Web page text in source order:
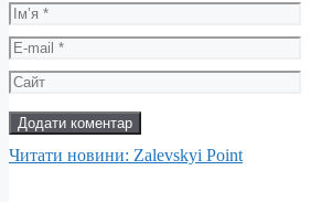
Ім’я
E-
mail
Сайт
Читати новини: Zalevskyi Point